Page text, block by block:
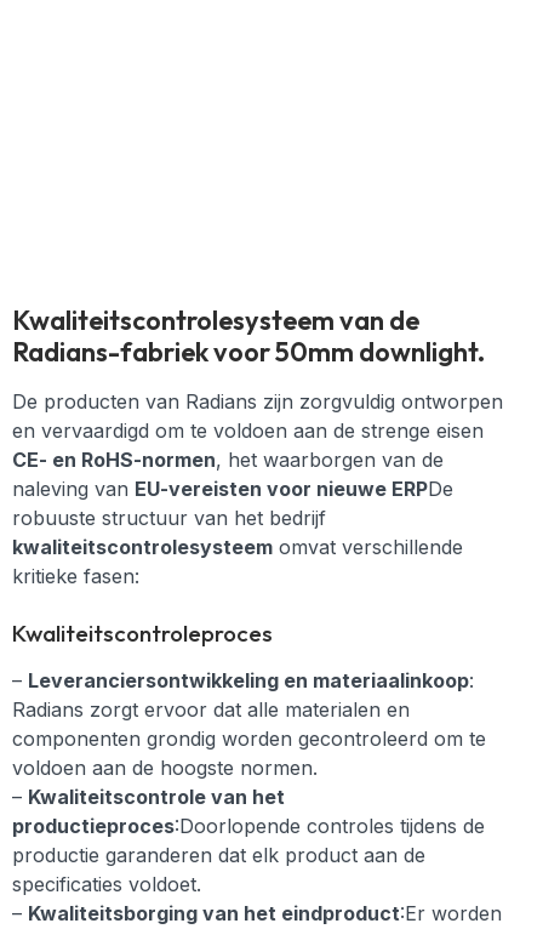
Kwaliteitscontrolesysteem van de
Radians-fabriek voor 50mm downlight.
De producten van Radians zijn zorgvuldig ontworpen
en vervaardigd om te voldoen aan de strenge eisen
CE- en RoHS-normen, het waarborgen van de
naleving van EU-vereisten voor nieuwe ERPDe
robuuste structuur van het bedrijf
kwaliteitscontrolesysteem omvat verschillende
kritieke fasen:
Kwaliteitscontroleproces
– Leveranciersontwikkeling en materiaalinkoop:
Radians zorgt ervoor dat alle materialen en
componenten grondig worden gecontroleerd om te
voldoen aan de hoogste normen.
– Kwaliteitscontrole van het
productieproces:Doorlopende controles tijdens de
productie garanderen dat elk product aan de
specificaties voldoet.
– Kwaliteitsborging van het eindproduct:Er worden